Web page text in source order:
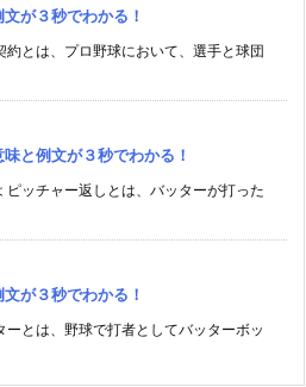
が３秒でわかる！
約とは、プロ野球において、選手と球団
と例文が３秒でわかる！
ピッチャー返しとは、バッターが打った
が３秒でわかる！
ーとは、野球で打者としてバッターボッ